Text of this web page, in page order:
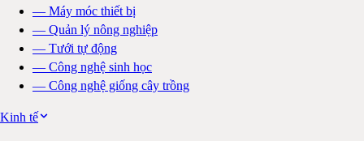
— Máy móc thiết bị
— Quản lý nông nghiệp
— Tưới tự động
— Công nghệ sinh học
— Công nghệ giống cây trồng
Kinh tế